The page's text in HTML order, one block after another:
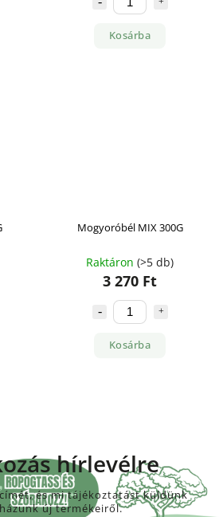
Kosárba
Mogyoróbél MIX 300G
Raktáron (>5 db)
3 270 Ft
Kosárba
hírlevélre
és mi tájékoztatást küldünk
új termékeiről.